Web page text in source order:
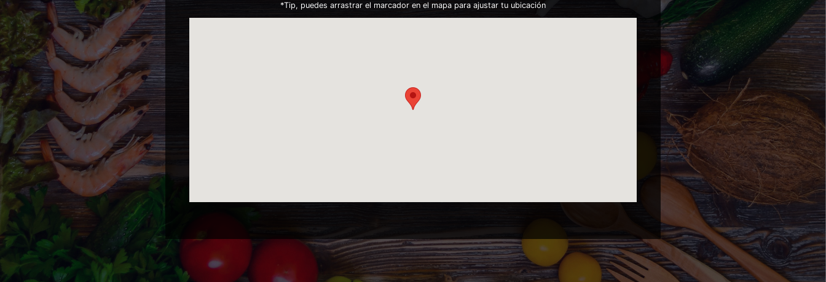
*Tip, puedes arrastrar el marcador en el mapa para ajustar tu ubicación